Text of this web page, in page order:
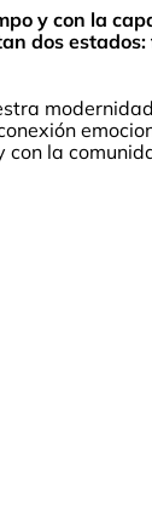
y con la
dos
con la